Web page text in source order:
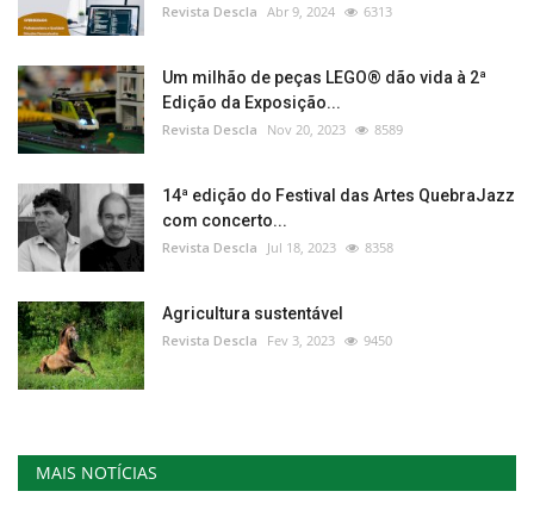
Revista Descla Abr 9, 2024 6313
Um milhão de peças LEGO® dão vida à 2ª
Edição da Exposição...
Revista Descla Nov 20, 2023 8589
14ª edição do Festival das Artes QuebraJazz
com concerto...
Revista Descla Jul 18, 2023 8358
Agricultura sustentável
Revista Descla Fev 3, 2023 9450
MAIS NOTÍCIAS